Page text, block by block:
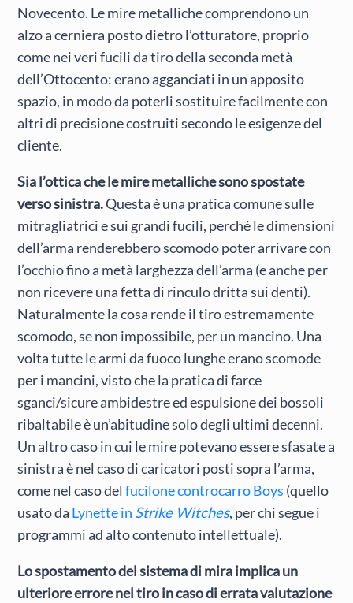
Novecento. Le mire metalliche comprendono un
alzo a cerniera posto dietro l’otturatore, proprio
come nei veri fucili da tiro della seconda metà
dell’Ottocento: erano agganciati in un apposito
spazio, in modo da poterli sostituire facilmente con
altri di precisione costruiti secondo le esigenze del
cliente.
Sia l’ottica che le mire metalliche sono spostate
verso sinistra.Questa è una pratica comune sulle
mitragliatrici e sui grandi fucili, perché le dimensioni
dell’arma renderebbero scomodo poter arrivare con
l’occhio fino a metà larghezza dell’arma (e anche per
non ricevere una fetta di rinculo dritta sui denti).
Naturalmente la cosa rende il tiro estremamente
scomodo, se non impossibile, per un mancino. Una
volta tutte le armi da fuoco lunghe erano scomode
per i mancini, visto che la pratica di farce
sganci/sicure ambidestre ed espulsione dei bossoli
ribaltabile è un’abitudine solo degli ultimi decenni.
Un altro caso in cui le mire potevano essere sfasate a
sinistra è nel caso di caricatori posti sopra l’arma,
come nel caso delfucilone controcarro Boys (quello
usato da Lynette in Strike Witches, per chi segue i
programmi ad alto contenuto intellettuale).
Lo spostamento del sistema di mira implica un
ulteriore errore nel tiro in caso di errata valutazione